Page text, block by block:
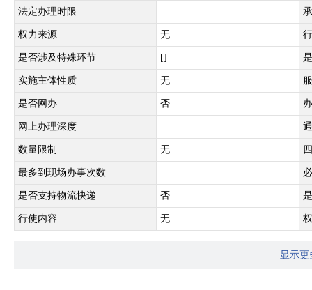
法定办理时限
权力来源 无
是否涉及特殊环节 []
实施主体性质 无
是否网办 否
网上办理深度
数量限制 无
最多到现场办事次数
是否支持物流快递 否
行使内容 无
显示更